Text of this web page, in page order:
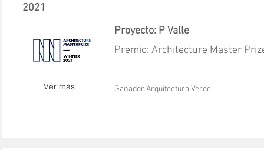
2021
Ver más
Proyecto: P Valle
Premio: Architecture Master
Ganador Arquitectura Verde